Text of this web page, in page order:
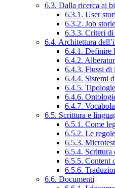
6.3. Dalla ricerca ai
6.3.1. User
6.3.2. Job
6.3.3. Criteri di
6.4. Architettura
6.4.1. Definire
6.4.2.
6.4.3. Flussi di
6.4.4. Sistemi
6.4.5.
6.4.6.
6.4.7.
6.5. Scrittura e
6.5.1. Come
6.5.2. Le
6.5.3.
6.5.4. Scrittura
6.5.5. Content
6.5.6.
6.6. Documenti